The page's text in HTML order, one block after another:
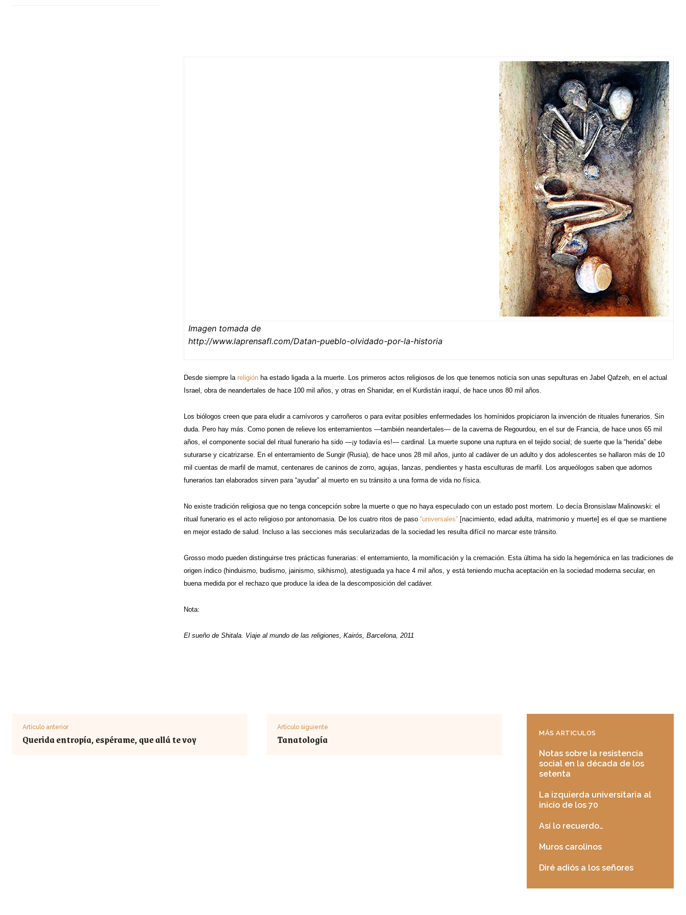
Imagen tomada de
http://www.laprensafl.com/Datan-pueblo-olvidado-por-la-historia
Desde siempre la religión ha estado ligada a la muerte. Los primeros actos religiosos de los que tenemos noticia son unas sepulturas en Jabel Qafzeh, en el actual
Israel, obra de neandertales de hace 100 mil años, y otras en Shanidar, en el Kurdistán iraquí, de hace unos 80 mil años.
Los biólogos creen que para eludir a carnívoros y carroñeros o para evitar posibles enfermedades los homínidos propiciaron la invención de rituales funerarios. Sin
duda. Pero hay más. Como ponen de relieve los enterramientos —también neandertales— de la caverna de Regourdou, en el sur de Francia, de hace unos 65 mil
años, el componente social del ritual funerario ha sido —¡y todavía es!— cardinal. La muerte supone una ruptura en el tejido social; de suerte que la “herida” debe
suturarse y cicatrizarse. En el enterramiento de Sungir (Rusia), de hace unos 28 mil años, junto al cadáver de un adulto y dos adolescentes se hallaron más de 10
mil cuentas de marfil de mamut, centenares de caninos de zorro, agujas, lanzas, pendientes y hasta esculturas de marfil. Los arqueólogos saben que adornos
funerarios tan elaborados sirven para “ayudar” al muerto en su tránsito a una forma de vida no física.
No existe tradición religiosa que no tenga concepción sobre la muerte o que no haya especulado con un estado post mortem. Lo decía Bronsislaw Malinowski: el
ritual funerario es el acto religioso por antonomasia. De los cuatro ritos de paso “universales” [nacimiento, edad adulta, matrimonio y muerte] es el que se mantiene
en mejor estado de salud. Incluso a las secciones más secularizadas de la sociedad les resulta difícil no marcar este tránsito.
Grosso modo pueden distinguirse tres prácticas funerarias: el enterramiento, la momificación y la cremación. Esta última ha sido la hegemónica en las tradiciones de
origen índico (hinduismo, budismo, jainismo, sikhismo), atestiguada ya hace 4 mil años, y está teniendo mucha aceptación en la sociedad moderna secular, en
buena medida por el rechazo que produce la idea de la descomposición del cadáver.
Nota:
El sueño de Shitala. Viaje al mundo de las religiones, Kairós, Barcelona, 2011
Artículo anterior
Querida entropía, espérame, que allá te voy
Artículo siguiente
Tanatología MÁS ARTICULOS
Notas sobre la resistencia
social en la década de los
setenta
La izquierda universitaria al
inicio de los 70
Así lo recuerdo…
Muros carolinos
Diré adiós a los señores